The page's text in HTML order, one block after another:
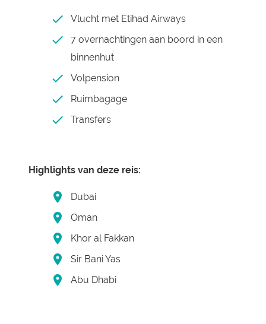
Vlucht met Etihad Airways
7 overnachtingen aan boord in een
binnenhut
Volpension
Ruimbagage
Transfers
Highlights van deze reis:
Dubai
Oman
Khor al Fakkan
Sir Bani Yas
Abu Dhabi